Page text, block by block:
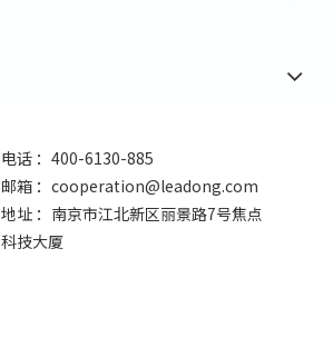
电话 ：400-6130-885
邮箱 ： cooperation@leadong.com
地址 ：南京市江北新区丽景路7号焦点
科技大厦